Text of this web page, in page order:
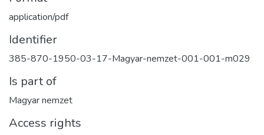
application/pdf
Identifier
385-870-1950-03-17-Magyar-nemzet-001-001-m029
Is part of
Magyar nemzet
Access rights